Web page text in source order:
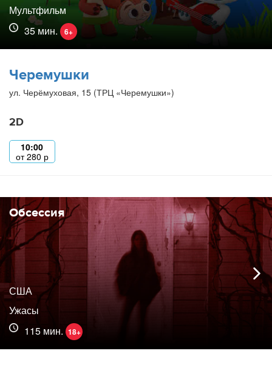
Мультфильм
35 мин.
6+
Черемушки
ул. Черёмуховая, 15 (ТРЦ «Черемушки»)
2D
10:00
от280 р
Обсессия
США
Ужасы
115 мин. 18+